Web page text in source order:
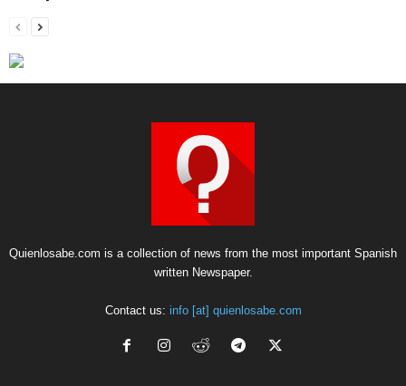
Quienlosabe.com is a collection of news from the most important Spanish
written Newspaper.
Contact us: info [at] quienlosabe.com